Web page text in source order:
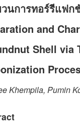
นการทอร์รีแฟก
and
Shell via
Khempila, Pumin